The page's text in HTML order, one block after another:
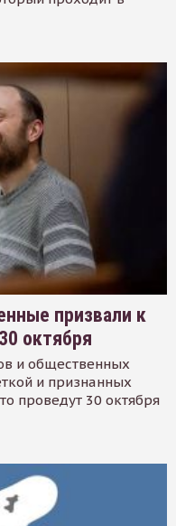
призвали к
октября
и общественных
и признанных
проведут 30 октября